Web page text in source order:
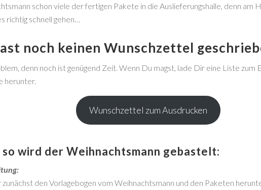
schon viele der fertigen Pakete in die Auslieferungshalle, denn am
richtig schnell gehen…
noch keinen Wunschzettel
denn noch ist genügend Zeit. Wenn Du magst, lade Dir eine Liste zum
herunter.
Wunschzettel zum Ausdrucken
wird der Weihnachtsmann gebastelt:
zunächst den Vorlagebogen vom Weihnachtsmann und den Paketen